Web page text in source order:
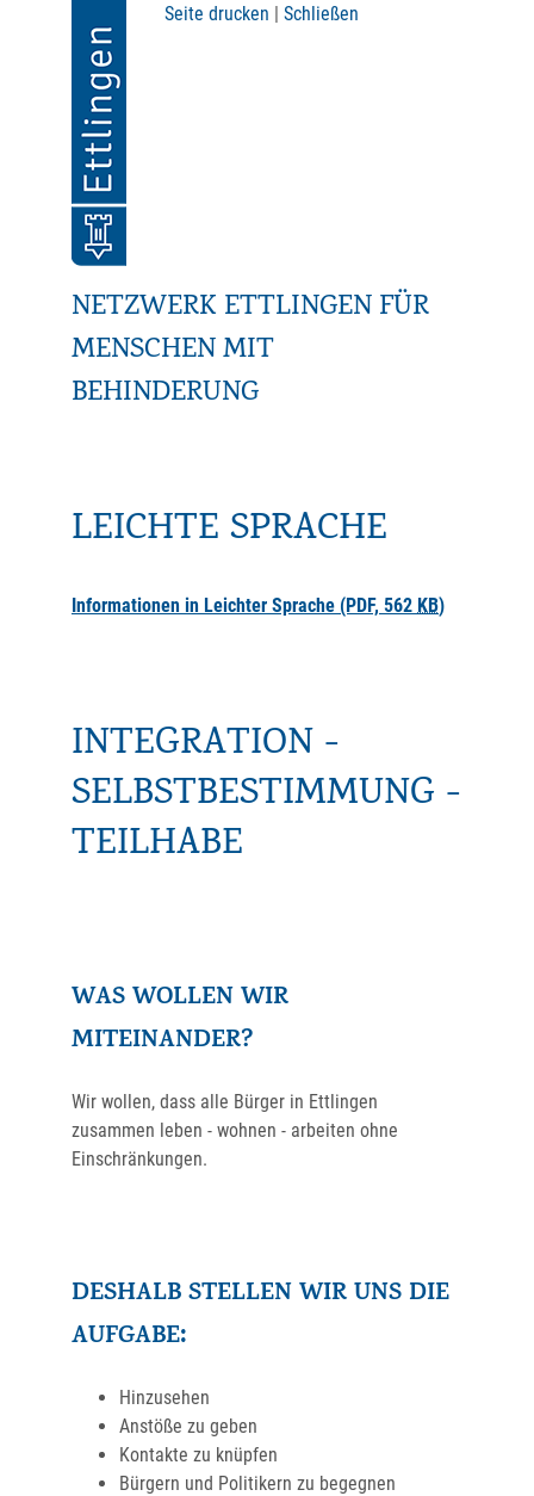
Seite drucken | Schließen
NETZWERK ETTLINGEN FÜR
MENSCHEN MIT
BEHINDERUNG
LEICHTE SPRACHE
Informationen in Leichter Sprache (PDF, 562 KB)
INTEGRATION -
SELBSTBESTIMMUNG -
TEILHABE
WAS WOLLEN WIR
MITEINANDER?
Wir wollen, dass alle Bürger in Ettlingen
zusammen leben - wohnen - arbeiten ohne
Einschränkungen.
DESHALB STELLEN WIR UNS DIE
AUFGABE:
Hinzusehen
Anstöße zu geben
Kontakte zu knüpfen
Bürgern und Politikern zu begegnen